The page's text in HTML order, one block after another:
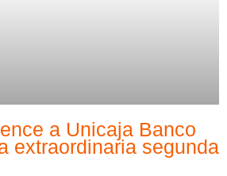
a Unicaja Banco
extraordinaria segunda